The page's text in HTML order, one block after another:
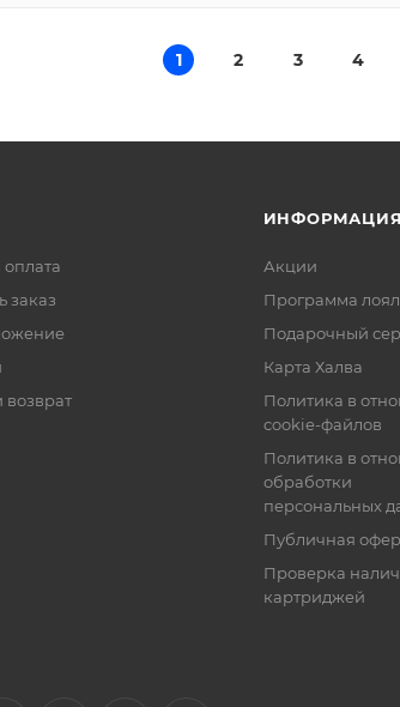
1 2 3 4
оплата
заказ
возврат
ИНФОРМАЦИЯ
Акции
Программа
Подарочный
Карта Халва
Политика в
cookie-файлов
Политика в
обработки
персональных
Публичная
Проверка
картриджей